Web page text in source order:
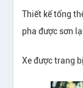
Thiết kế tổng
pha được sơn
Xe được trang